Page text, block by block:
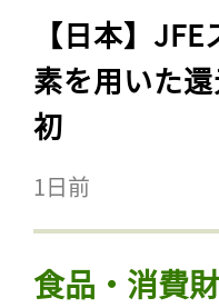
【日本】
素を用いた
初
1日前
食品・消費